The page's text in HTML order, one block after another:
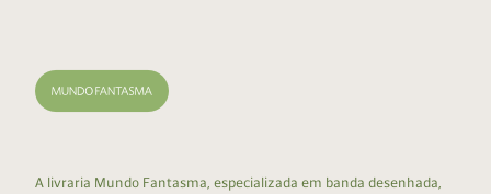
A livraria Mundo Fantasma, especializada em banda desenhada,